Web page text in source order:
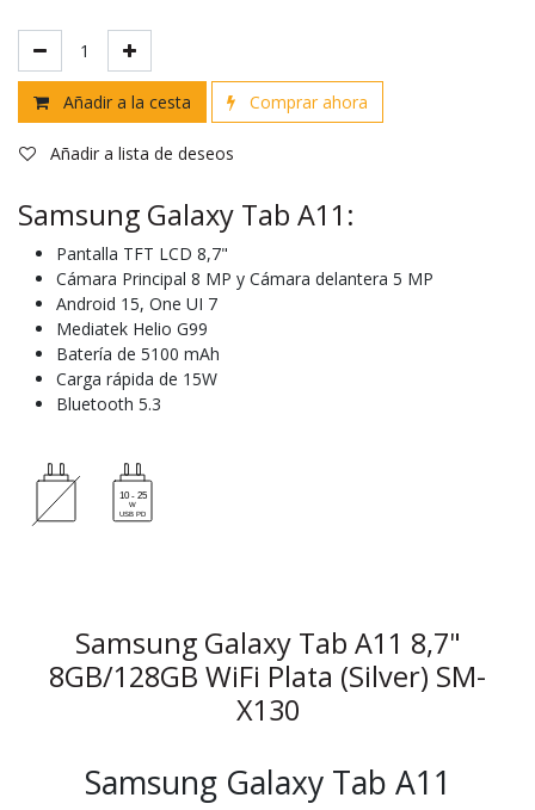
Añadir a la cesta Comprar ahora
Añadir a lista de deseos
Samsung Galaxy Tab A11:
Pantalla TFT LCD 8,7"
Cámara Principal 8 MP y Cámara delantera 5 MP
Android 15, One UI 7
Mediatek Helio G99
Batería de 5100 mAh
Carga rápida de 15W
Bluetooth 5.3
Samsung Galaxy Tab A11 8,7"
8GB/128GB WiFi Plata (Silver) SM-
X130
Samsung Galaxy Tab A11